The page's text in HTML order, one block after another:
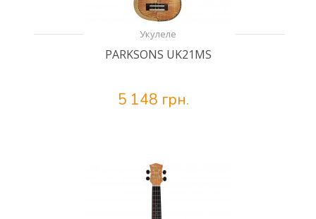
Укулеле
PARKSONS UK21MS
5 148 грн.